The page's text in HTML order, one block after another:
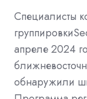
Специалисты
апреле 2024
обнаружили